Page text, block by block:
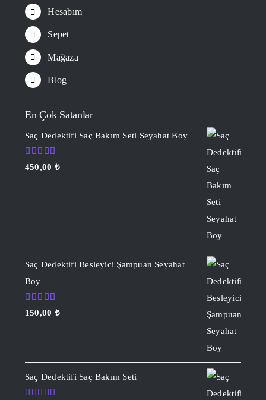
Hesabım
Sepet
Mağaza
Blog
En Çok Satanlar
Saç Dedektifi Saç Bakım Seti Seyahat Boy
5 üzerinden
5.00
450,00 ₺
Saç Dedektifi Besleyici Şampuan Seyahat
Boy
5 üzerinden
5.00
150,00 ₺
Saç Dedektifi Saç Bakım Seti